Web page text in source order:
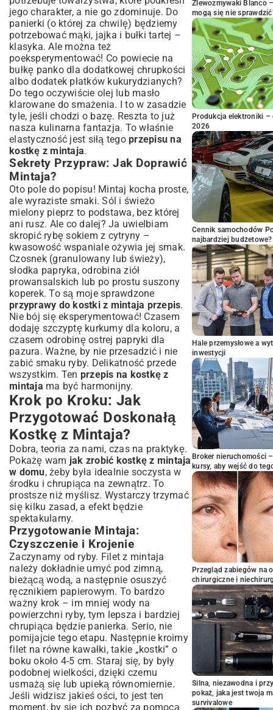
jego charakter, a nie go zdominuje. Do
panierki (o której za chwilę) będziemy
potrzebować mąki, jajka i bułki tartej –
klasyka. Ale można też
poeksperymentować! Co powiecie na
bułkę panko dla dodatkowej chrupkości
albo dodatek płatków kukurydzianych?
Do tego oczywiście olej lub masło
klarowane do smażenia. I to w zasadzie
tyle, jeśli chodzi o bazę. Reszta to już
nasza kulinarna fantazja. To właśnie
elastyczność jest siłą tego przepisu na
kostkę z mintaja.
Sekrety Przypraw: Jak Doprawić
Mintaja?
Oto pole do popisu! Mintaj kocha proste,
ale wyraziste smaki. Sól i świeżo
mielony pieprz to podstawa, bez której
ani rusz. Ale co dalej? Ja uwielbiam
skropić rybę sokiem z cytryny –
kwasowość wspaniale ożywia jej smak.
Czosnek (granulowany lub świeży),
słodka papryka, odrobina ziół
prowansalskich lub po prostu suszony
koperek. To są moje sprawdzone
przyprawy do kostki z mintaja przepis.
Nie bój się eksperymentować! Czasem
dodaję szczyptę kurkumy dla koloru, a
czasem odrobinę ostrej papryki dla
pazura. Ważne, by nie przesadzić i nie
zabić smaku ryby. Delikatność przede
wszystkim. Ten przepis na kostkę z
mintaja ma być harmonijny.
Krok po Kroku: Jak
Przygotować Doskonałą
Kostkę z Mintaja?
Dobra, teoria za nami, czas na praktykę.
Pokażę wam jak zrobić kostkę z mintaja
w domu, żeby była idealnie soczysta w
środku i chrupiąca na zewnątrz. To
prostsze niż myślisz. Wystarczy trzymać
się kilku zasad, a efekt będzie
spektakularny.
Przygotowanie Mintaja:
Czyszczenie i Krojenie
Zaczynamy od ryby. Filet z mintaja
należy dokładnie umyć pod zimną,
bieżącą wodą, a następnie osuszyć
ręcznikiem papierowym. To bardzo
ważny krok – im mniej wody na
powierzchni ryby, tym lepsza i bardziej
chrupiąca będzie panierka. Serio, nie
pomijajcie tego etapu. Następnie kroimy
filet na równe kawałki, takie „kostki” o
boku około 4-5 cm. Staraj się, by były
podobnej wielkości, dzięki czemu
usmażą się lub upieką równomiernie.
Jeśli widzisz jakieś ości, to jest ten
moment, by się ich pozbyć za pomocą
Zlewozmywaki Blanco
mogą się nie
Produkcja elektroniki –
2026
Cennik samochodów
najbardziej budżetowe?
Hale przemysłowe a
inwestycji
Broker nieruchomości
kursy, aby wejść do
Przegląd zabiegów na
chirurgiczne i
Silna, niezawodna i
pokaż, jaka jest twoja
survivalowe